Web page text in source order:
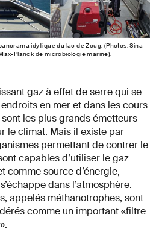
idyllique du lac de Zoug. (Photos: Sina
Planck de microbiologie marine).
gaz à effet de serre qui se
en mer et dans les cours
sont les plus grands émetteurs
le climat. Mais il existe par
permettant de contrer le
capables d’utiliser le gaz
comme source d’énergie,
dans l’atmosphère.
appelés méthanotrophes, sont
comme un important «filtre